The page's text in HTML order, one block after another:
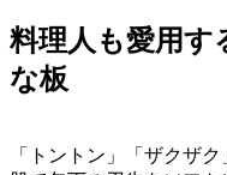
料理人も愛用す
な板
「トントン」「ザクザ